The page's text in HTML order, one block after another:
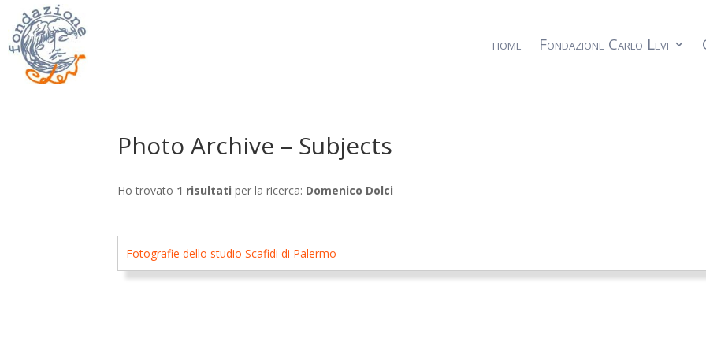
home Fondazione Carlo Levi
Photo Archive – Subjects
Ho trovato 1 risultati per la ricerca: Domenico Dolci
Fotografie dello studio Scafidi di Palermo